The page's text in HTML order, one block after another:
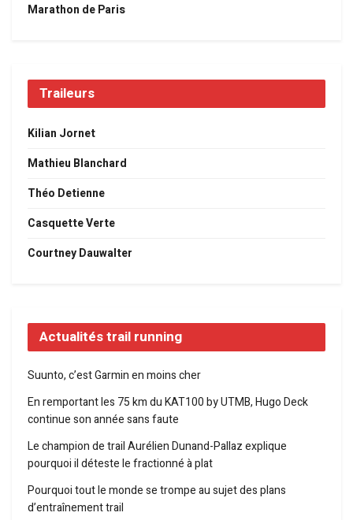
Marathon de Paris
Traileurs
Kilian Jornet
Mathieu Blanchard
Théo Detienne
Casquette Verte
Courtney Dauwalter
Actualités trail running
Suunto, c’est Garmin en moins cher
En remportant les 75 km du KAT100 by UTMB, Hugo Deck
continue son année sans faute
Le champion de trail Aurélien Dunand-Pallaz explique
pourquoi il déteste le fractionné à plat
Pourquoi tout le monde se trompe au sujet des plans
d’entraînement trail